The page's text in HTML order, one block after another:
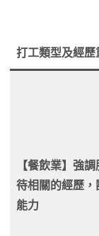
打工類型及經歷
【餐飲業】強
待相關的經歷，
能力